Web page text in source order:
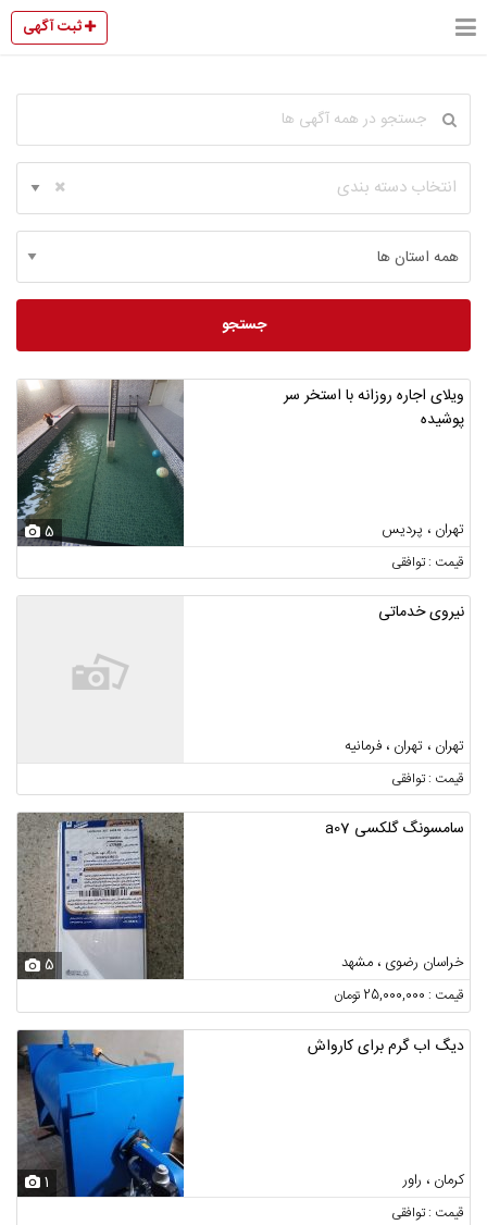
ثبت آگهی
انتخاب دسته بندی
جستجو
ویلای اجاره روزانه با استخر سر
پوشیده
تهران ، پردیس 5
قیمت : توافقی
نیروی خدماتی
تهران ، تهران ، فرمانیه
قیمت : توافقی
سامسونگ گلکسی a07
خراسان رضوی ، مشهد 5
قیمت : 25,000,000 تومان
دیگ اب گرم برای کارواش
کرمان ، راور 1
قیمت : توافقی